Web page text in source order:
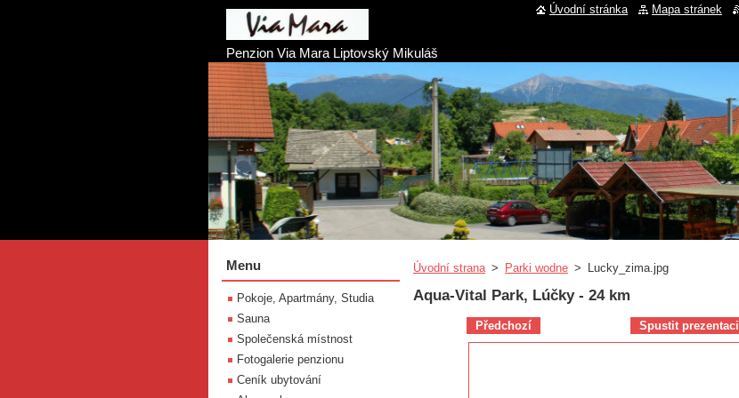
Penzion Via Mara Liptovský Mikuláš
Úvodní strana > Parki wodne > Lucky_zima.jpg
Aqua-Vital Park, Lúčky - 24 km
Předchozí Spustit prezentaci
Menu
Pokoje, Apartmány, Studia
Sauna
Společenská místnost
Fotogalerie penzionu
Ceník ubytování
Úvodní stránka Mapa stránek